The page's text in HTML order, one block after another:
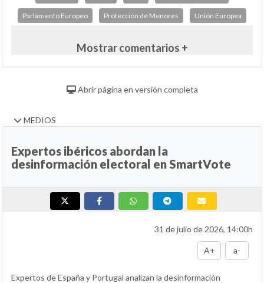
Parlamento Europeo Protección de Menores Unión Europea
Mostrar comentarios +
Abrir página en versión completa
MEDIOS
Expertos ibéricos abordan la
desinformación electoral en SmartVote
31 de julio de 2026, 14:00h
A+ a-
Expertos de España y Portugal analizan la desinformación